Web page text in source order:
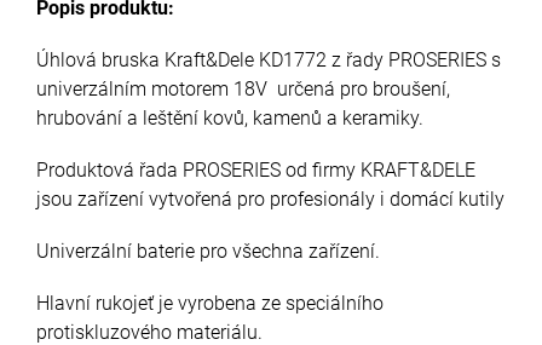
Popis produktu:
Úhlová bruska Kraft&Dele KD1772 z řady PROSERIES s
univerzálním motorem 18V určená pro broušení,
hrubování a leštění kovů, kamenů a keramiky.
Produktová řada PROSERIES od firmy KRAFT&DELE
jsou zařízení vytvořená pro profesionály i domácí kutily
Univerzální baterie pro všechna zařízení.
Hlavní rukojeť je vyrobena ze speciálního
protiskluzového materiálu.